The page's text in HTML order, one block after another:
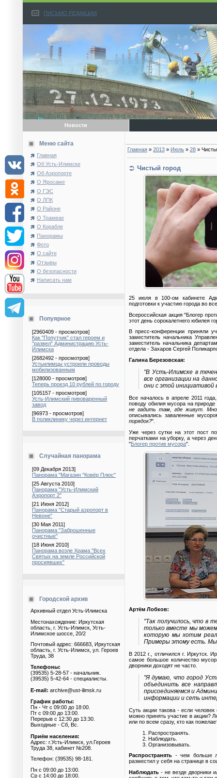
ПИСЬМО РЕДАКЦИИ
Новости
Меню сайта
Главная
Об Усть-Илимске
Об Аэропорте
О Яросаме
О ГЭС
О ЛПК
О Районе
О Трамвае
О Корабле
Панорамы
Фото
О сайте
Отзывы
О безопасности
Написать нам
Попуярное
[2960409 - просмотров]
Как "Попутчик" стал героем и
"развел" Администрацию Усть-
Илимска
[2682492 - просмотров]
Устьилимцы устроили проводы
мобилизованным
[128000 - просмотров]
Теперь проезд 10 рублей по городу
[105157 - просмотров]
Усть-Илимский пивоваренный
завод
[96973 - просмотров]
В поликлинику через интернет
Случайная панорама
[09 Декабря 2013]
Панорама "Магазин "Ковёр Плюс"
[25 Августа 2010]
Панорама "Усть-Илимский
Аэропорт 2"
[21 Июня 2012]
Панорама "Старый аэропорт в
Невоне"
[30 Мая 2011]
Панорама "Заброшенные
очистные"
[18 Июня 2010]
Панорама возле Храма "Всех
Святых на земле Российской
просиявших"
Городской архив
Архивный отдел Усть-Илимска
Местонахождение: Иркутская
область, г. Усть-Илимск, Усть-
Илимское шоссе, 20/2
Почтовый адрес: 666683, Иркутская
область, г. Усть-Илимск, ул. Героев
Труда, 38
Телефоны:
(39535) 5-28-57 - начальник.
(39535) 5-42-64 - специалисты.
E-mail: archive@ust-ilimsk.ru
График работы:
Пн - Чт с 09:00 до 18:00.
Пт с 09:00 до 13:00.
Перерыв с 12:30 до 13:30.
Выходные - Сб, Вс.
Приём населения:
Адрес: г.Усть-Илимск, ул.Героев
Труда 38, кабинет №208.
Телефон: (39535) 98-181.
Пн с 09:00 до 13:00.
Ср с 14:00 до 18:00.
Главная » 2013 » Июль » 28 »
Чистый город
25 июля в 100-ом кабинете
подготовки к участию города во
Всероссийская акция "Блогер
этот день сорокалетнего юбилея
В пресс-конференции приняли
заместитель начальника
заместитель начальника
отдела - Захаров Сергей
Галина Березовская:
"В Усть-Илимске в
все организации на
они с этой инициативой
Все началось в апреле 2011
поводу обилия мусора на
не гадить там, где живут.
описывались заваленные
порядок?".
Уже через сутки на этот пост
перчатками на уборку, а через
"Блогер против мусора".
Артём Лобков:
"Так получилось, что в
только вместе мы
которую мы хотим
Примеры этому есть. Мы
В 2012 г., отличился г. Иркутск.
самое большое количество
дворники доходят не часто.
"Я думаю, что город
объединить все
присоединяемся и
информации и сеть
Суть акции такова - если
можно принять участие в акции?
или по всем сразу, кто как
Распространять.
Наблюдать.
Организовывать.
Распространять - чем больше
разместил у себя на странице в
Наблюдать - не везде дворники